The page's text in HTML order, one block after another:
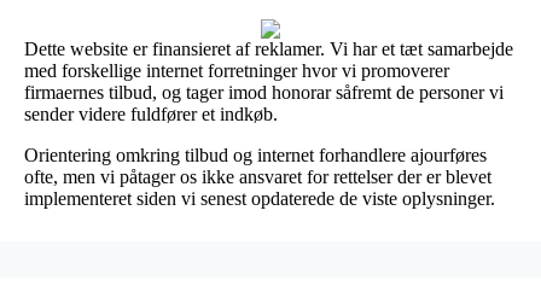
Dette website er finansieret af reklamer. Vi har et tæt samarbejde
med forskellige internet forretninger hvor vi promoverer
firmaernes tilbud, og tager imod honorar såfremt de personer vi
sender videre fuldfører et indkøb.
Orientering omkring tilbud og internet forhandlere ajourføres
ofte, men vi påtager os ikke ansvaret for rettelser der er blevet
implementeret siden vi senest opdaterede de viste oplysninger.